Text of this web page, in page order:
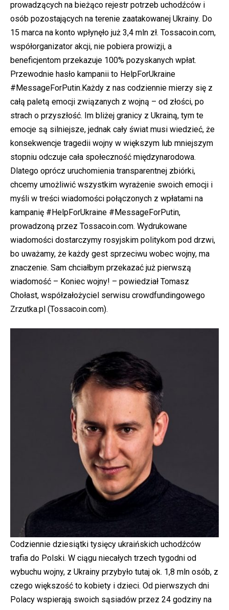
prowadzących na bieżąco rejestr potrzeb uchodźców i
osób pozostających na terenie zaatakowanej Ukrainy. Do
15 marca na konto wpłynęło już 3,4 mln zł. Tossacoin.com,
współorganizator akcji, nie pobiera prowizji, a
beneficjentom przekazuje 100% pozyskanych wpłat.
Przewodnie hasło kampanii to HelpForUkraine
#MessageForPutin.Każdy z nas codziennie mierzy się z
całą paletą emocji związanych z wojną – od złości, po
strach o przyszłość. Im bliżej granicy z Ukrainą, tym te
emocje są silniejsze, jednak cały świat musi wiedzieć, że
konsekwencje tragedii wojny w większym lub mniejszym
stopniu odczuje cała społeczność międzynarodowa.
Dlatego oprócz uruchomienia transparentnej zbiórki,
chcemy umożliwić wszystkim wyrażenie swoich emocji i
myśli w treści wiadomości połączonych z wpłatami na
kampanię #HelpForUkraine #MessageForPutin,
prowadzoną przez Tossacoin.com. Wydrukowane
wiadomości dostarczymy rosyjskim politykom pod drzwi,
bo uważamy, że każdy gest sprzeciwu wobec wojny, ma
znaczenie. Sam chciałbym przekazać już pierwszą
wiadomość – Koniec wojny! – powiedział Tomasz
Chołast, współzałożyciel serwisu crowdfundingowego
Zrzutka.pl (Tossacoin.com).
Codziennie dziesiątki tysięcy ukraińskich uchodźców
trafia do Polski. W ciągu niecałych trzech tygodni od
wybuchu wojny, z Ukrainy przybyło tutaj ok. 1,8 mln osób, z
czego większość to kobiety i dzieci. Od pierwszych dni
Polacy wspierają swoich sąsiadów przez 24 godziny na